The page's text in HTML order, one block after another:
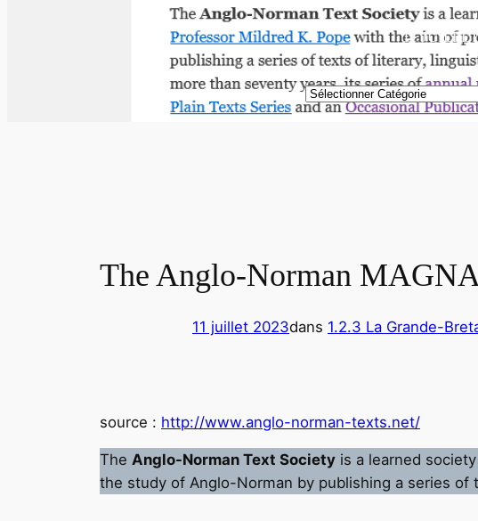
11
Catégories
The Anglo-Norman
11 juillet 2023dans 1.2.3 La Grande-
source : http://www.anglo-norman-texts.net/
The Anglo-Norman Text Society is a learned
the study of Anglo-Norman by publishing a series